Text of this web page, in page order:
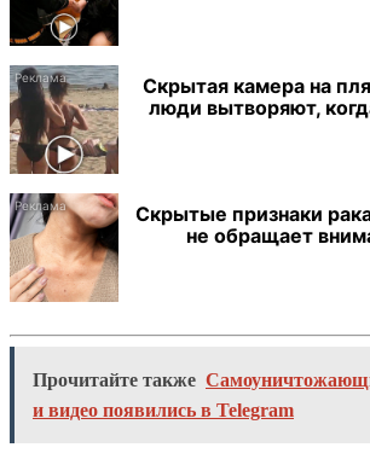
Скрытая камера на
люди вытворяют,
Скрытые признаки
не обращает
Прочитайте также
и видео появились в Telegram